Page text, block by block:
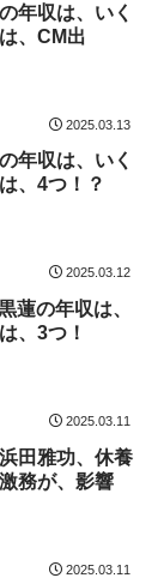
年収は、いく
、CM出
2025.03.13
年収は、いく
、4つ！？
2025.03.12
蓮の年収は、
、3つ！
2025.03.11
田雅功、休養
務が、影響
2025.03.11